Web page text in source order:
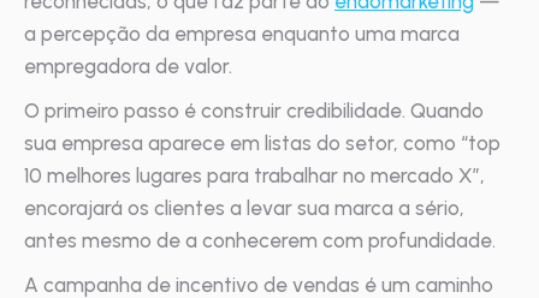
a percepção da empresa enquanto uma marca
empregadora de valor.
O primeiro passo é construir credibilidade. Quando
sua empresa aparece em listas do setor, como “top
10 melhores lugares para trabalhar no mercado X”,
encorajará os clientes a levar sua marca a sério,
antes mesmo de a conhecerem com profundidade.
A campanha de incentivo de vendas é um caminho